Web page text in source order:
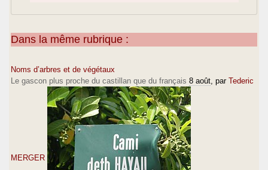
Dans la même rubrique :
Noms d’arbres et de végétaux
Le gascon plus proche du castillan que du français 8 août , par Tederic
MERGER